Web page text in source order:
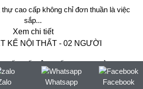
thự cao cấp không chỉ đơn thuần là việc
sắp...
Xem chi tiết
KẾ NỘI THẤT - 02 NGƯỜI
lương: thoả thuận Số lượng tuyển: 02
Whatsapp Facebook